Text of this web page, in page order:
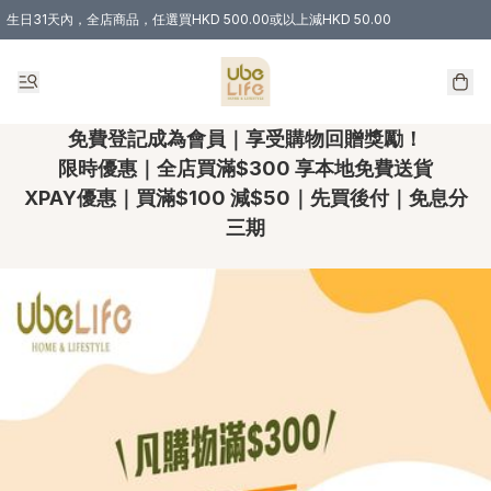
生日31天內，全店商品，任選買HKD 500.00或以上減HKD 50.00
購物滿 HKD 300.00即享免運費優惠！（適用於 特定的送貨方式 )
免費登記成為會員｜享受購物回贈獎勵！
限時優惠｜全店買滿$300 享本地免費送貨
XPAY優惠｜買滿$100 減$50｜先買後付｜免息分
三期